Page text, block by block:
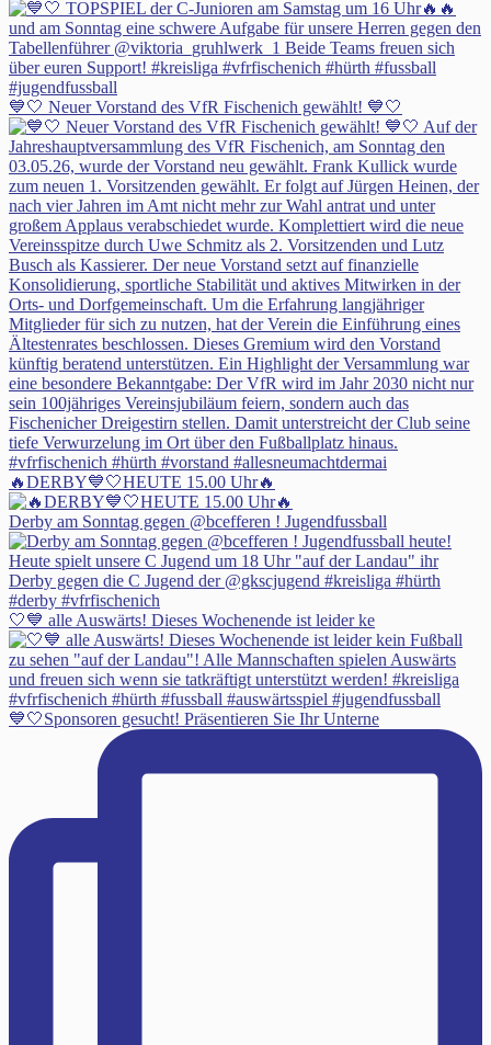
💙🤍 Neuer Vorstand des VfR Fischenich gewählt! 💙🤍
🔥DERBY💙🤍HEUTE 15.00 Uhr🔥
Derby am Sonntag gegen @bcefferen ! Jugendfussball
🤍💙 alle Auswärts! Dieses Wochenende ist leider ke
💙🤍Sponsoren gesucht! Präsentieren Sie Ihr Unterne